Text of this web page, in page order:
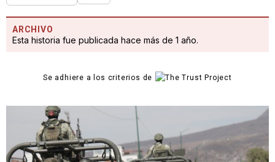
ARCHIVO
Esta historia fue publicada hace más de 1 año.
Se adhiere a los criterios de